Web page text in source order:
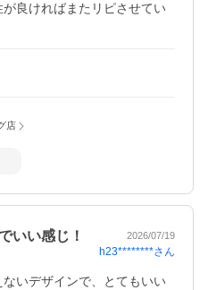
良ければまたリピさせてい
店
いい感じ！ 2026/07/19
h23********さん
いデザインで、とてもいい